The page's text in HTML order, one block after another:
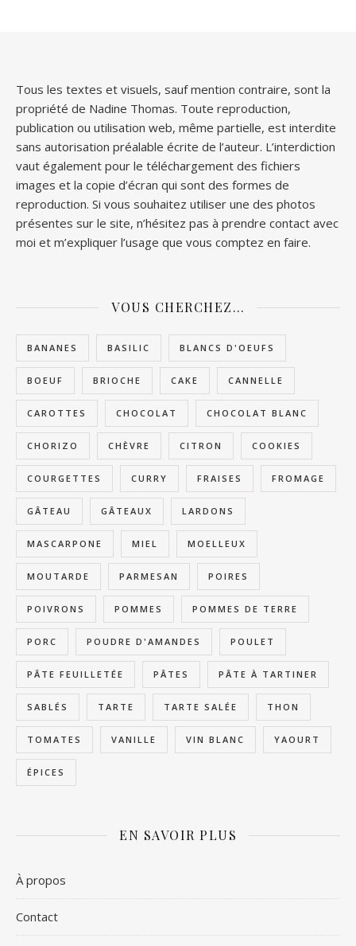
Tous les textes et visuels, sauf mention contraire, sont la
propriété de Nadine Thomas. Toute reproduction,
publication ou utilisation web, même partielle, est interdite
sans autorisation préalable écrite de l’auteur. L’interdiction
vaut également pour le téléchargement des fichiers
images et la copie d’écran qui sont des formes de
reproduction. Si vous souhaitez utiliser une des photos
présentes sur le site, n’hésitez pas à prendre contact avec
moi et m’expliquer l’usage que vous comptez en faire.
VOUS CHERCHEZ…
BANANES BASILIC BLANCS D'OEUFS
BOEUF BRIOCHE CAKE CANNELLE
CAROTTES CHOCOLAT CHOCOLAT BLANC
CHORIZO CHÈVRE CITRON COOKIES
COURGETTES CURRY FRAISES FROMAGE
GÂTEAU GÂTEAUX LARDONS
MASCARPONE MIEL MOELLEUX
MOUTARDE PARMESAN POIRES
POIVRONS POMMES POMMES DE TERRE
PORC POUDRE D'AMANDES POULET
PÂTE FEUILLETÉE PÂTES PÂTE À TARTINER
SABLÉS TARTE TARTE SALÉE THON
TOMATES VANILLE VIN BLANC YAOURT
ÉPICES
EN SAVOIR PLUS
À propos
Contact